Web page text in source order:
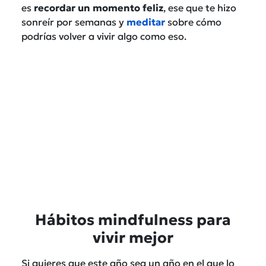
es recordar un momento feliz, ese que te hizo
sonreír por semanas y meditar sobre cómo
podrías volver a vivir algo como eso.
Hábitos mindfulness para
vivir mejor
Si quieres que este año sea un año en el que lo